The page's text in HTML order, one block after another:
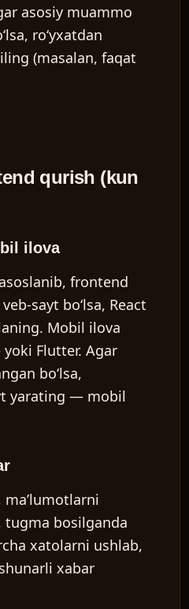
asosiy muammo
ro‘yxatdan
(masalan, faqat
qurish (kun
ilova
frontend
sayt bo‘lsa, React
Mobil ilova
Flutter. Agar
bo‘lsa,
yarating — mobil
tugma bosilganda
xatolarni ushlab,
xabar